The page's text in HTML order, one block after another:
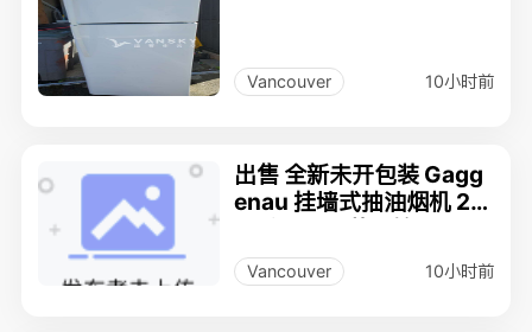
Vancouver 10小时前
出售 全新未开包装 Gagg
enau 挂墙式抽油烟机 20
Vancouver 10小时前